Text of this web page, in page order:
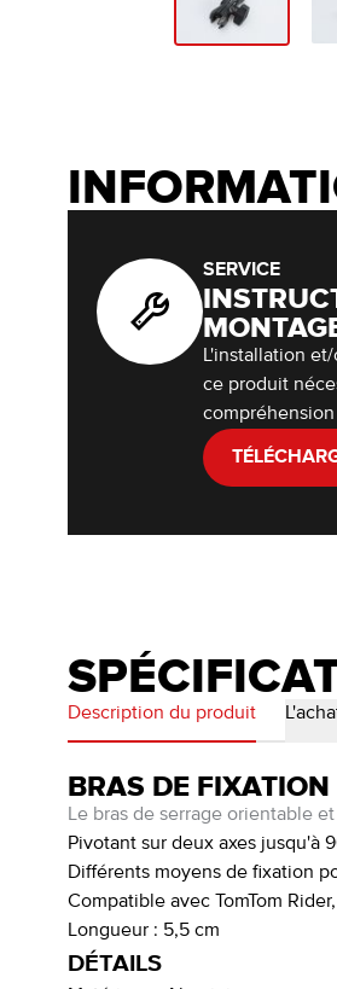
SERVICE
L'installation
ce produit
Description du produit
BRAS DE
Le bras de serrage orientable
Pivotant sur deux axes jusqu'à
Différents moyens de fixation
Compatible avec TomTom
Longueur : 5,5 cm
DÉTAILS